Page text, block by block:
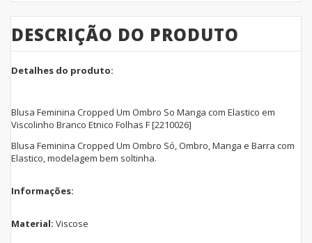
DESCRIÇÃO DO PRODUTO
Detalhes do produto:
Blusa Feminina Cropped Um Ombro So Manga com Elastico em
Viscolinho Branco Etnico Folhas F [2210026]
Blusa Feminina Cropped Um Ombro Só, Ombro, Manga e Barra com
Elastico, modelagem bem soltinha.
Informações:
Material: Viscose